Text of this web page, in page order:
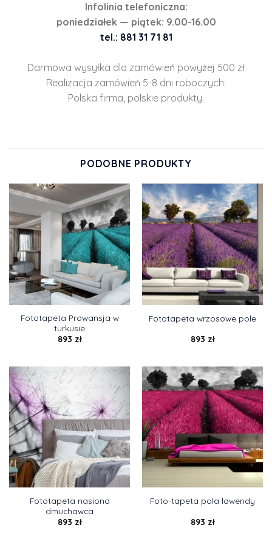
Infolinia telefoniczna:
poniedziałek — piątek: 9.00-16.00
tel.: 881 31 71 81
Darmowa wysyłka dla zamówień powyżej 500 zł
Realizacja zamówień 5-8 dni roboczych.
Polska firma, polskie produkty.
PODOBNE PRODUKTY
Fototapeta Prowansja w
turkusie
893 zł
Fototapeta wrzosowe pole
893 zł
Fototapeta nasiona
dmuchawca
893 zł
Foto-tapeta pola lawendy
893 zł